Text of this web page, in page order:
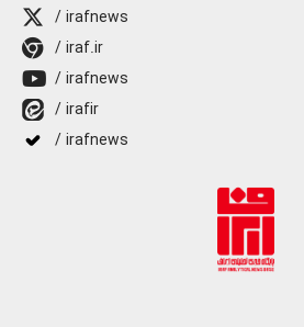
/ irafnews
/ iraf.ir
/ irafnews
/ irafir
/ irafnews